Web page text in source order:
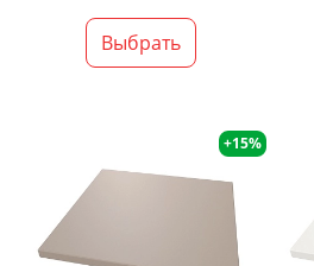
Выбрать
+15%